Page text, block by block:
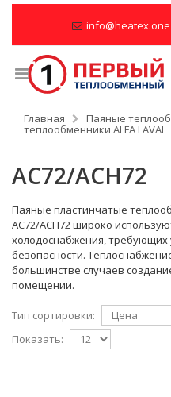
info@heatex.one
Главная Паяные
теплообменники ALFA LAVAL
AC72/ACH72
Паяные пластинчатые
AC72/ACH72 широко
холодоснабжения, требующих
безопасности.
большинстве случаев
помещении.
Тип сортировки:
Показать: